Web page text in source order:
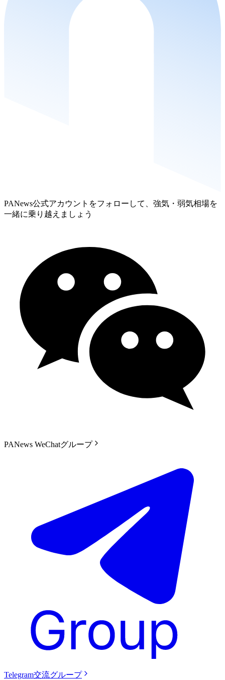
PANews公式アカウントをフォローして、強気・弱気相場を
一緒に乗り越えましょう
PANews WeChatグループ
Telegram交流グループ